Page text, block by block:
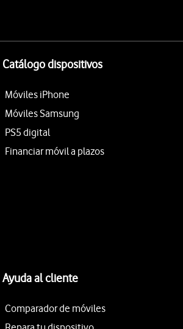
Catálogo dispositivos
Móviles iPhone
Móviles Samsung
PS5 digital
Financiar móvil a plazos
Ayuda al cliente
Comparador de móviles